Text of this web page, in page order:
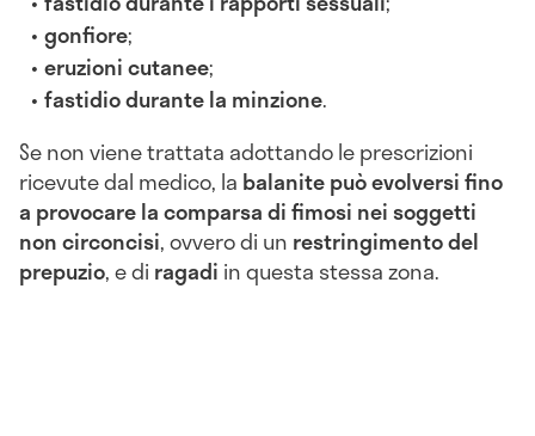
gonfiore;
eruzioni cutanee;
fastidio durante la minzione.
Se non viene trattata adottando le prescrizioni
ricevute dal medico, la balanite può evolversi fino
a provocare la comparsa di fimosi nei soggetti
non circoncisi, ovvero di un restringimento del
prepuzio, e di ragadi in questa stessa zona.